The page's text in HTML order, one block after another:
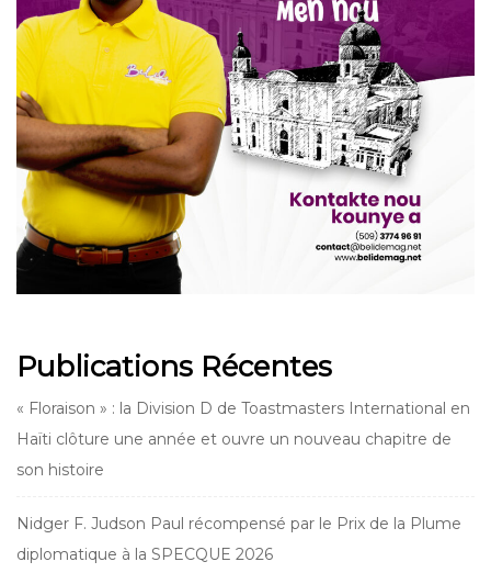
Publications Récentes
« Floraison » : la Division D de Toastmasters International en
Haïti clôture une année et ouvre un nouveau chapitre de
son histoire
Nidger F. Judson Paul récompensé par le Prix de la Plume
diplomatique à la SPECQUE 2026